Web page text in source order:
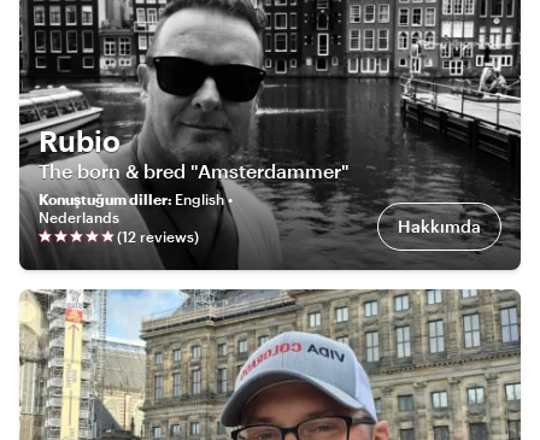
Rubio
The born & bred "Amsterdammer"
Konuştuğum diller: English •
Nederlands
(12 reviews) Hakkımda